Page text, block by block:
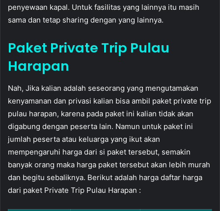
penyewaan kapal. Untuk fasilitas yang lainnya itu masih
sama dan tetap sharing dengan yang lainnya.
Paket Private Trip Pulau
Harapan
Nah, Jika kalian adalah seseorang yang mengutamakan
kenyamanan dan privasi kalian bisa ambil paket private trip
pulau harapan, karena pada paket ini kalian tidak akan
digabung dengan peserta lain. Namun untuk paket ini
jumlah peserta atau keluarga yang ikut akan
mempengaruhi harga dari si paket tersebut, semakin
banyak orang maka harga paket tersebut akan lebih murah
dan begitu sebaliknya. Berikut adalah harga daftar harga
dari paket Private Trip Pulau Harapan :